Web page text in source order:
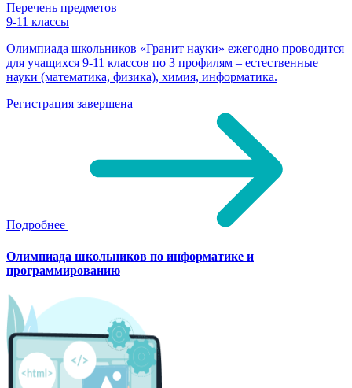
Перечень предметов
9-11 классы
Олимпиада школьников «Гранит науки» ежегодно проводится
для учащихся 9-11 классов по 3 профилям – естественные
науки (математика, физика), химия, информатика.
Регистрация завершена
Подробнее
Олимпиада школьников по информатике и
программированию